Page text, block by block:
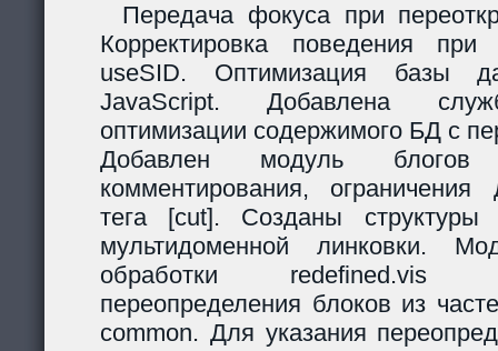
Передача фокуса при
Корректировка поведения
useSID. Оптимизация базы
JavaScript. Добавлена
оптимизации содержимого БД с
Добавлен модуль
комментирования, ограничения
тега [cut]. Созданы
мультидоменной линковки.
обработки redefined.vis
переопределения блоков из
common. Для указания